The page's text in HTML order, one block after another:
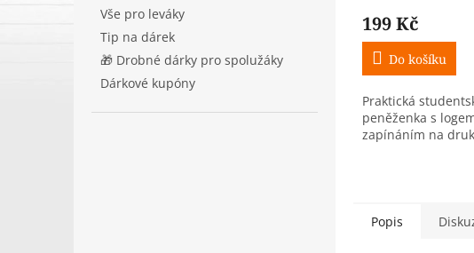
Vše pro leváky
Tip na dárek
🎁 Drobné dárky pro spolužáky
Dárkové kupóny
199 Kč
Do košíku
Praktická
peněženka s
zapínáním na
Popis